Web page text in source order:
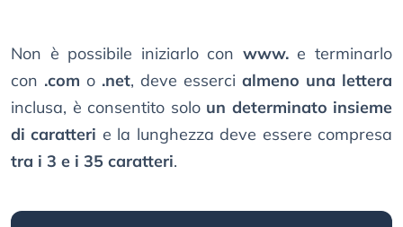
Non è possibile iniziarlo con www.e terminarlo
con .com o .net, deve esserci almeno una lettera
inclusa, è consentito soloun determinato insieme
di caratteri e la lunghezza deve essere compresa
tra i 3 e i 35 caratteri.